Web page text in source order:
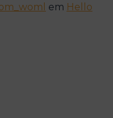
em Hello